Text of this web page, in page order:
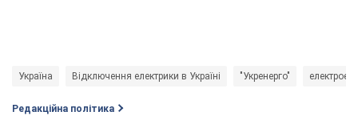
Україна Відключення електрики в Україні "Укренерго"
Редакційна політика